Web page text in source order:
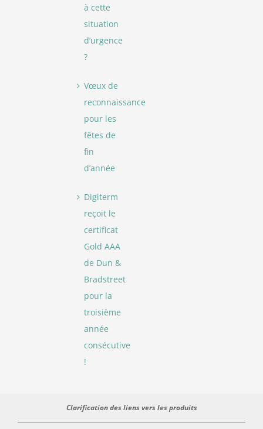
à cette
situation
d’urgence
?
Vœux de
reconnaissance
pour les
fêtes de
fin
d’année
Digiterm
reçoit le
certificat
Gold AAA
de Dun &
Bradstreet
pour la
troisième
année
consécutive
!
Clarification des liens vers les produits